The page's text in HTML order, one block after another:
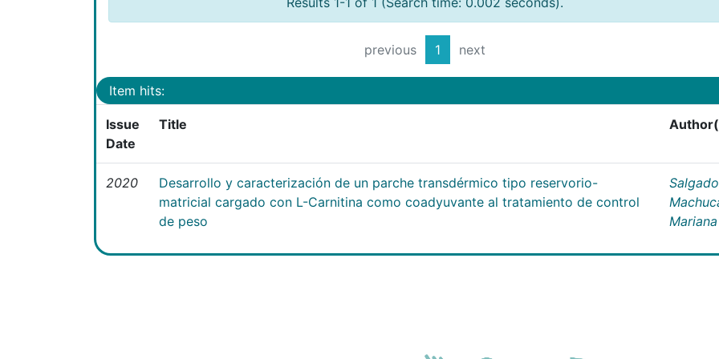
previous 1 next
Item hits:
Issue
Date
Title
2020
Desarrollo y caracterización de un parche transdérmico tipo reservorio-
matricial cargado con L-Carnitina como coadyuvante al tratamiento de control
de peso
Salgado
Mariana